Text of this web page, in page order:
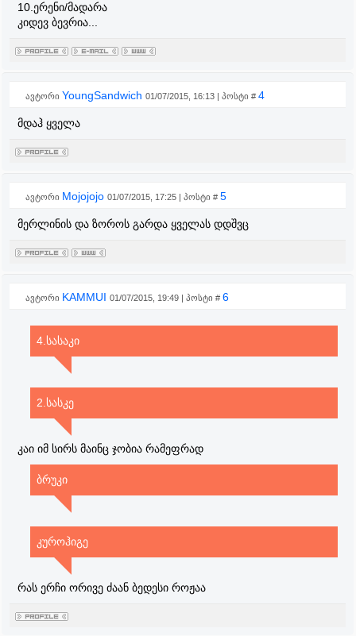
10.ერენი/მადარა
კიდევ ბევრია...
ავტორი YoungSandwich 01/07/2015, 16:13 | პოსტი # 4
მდაჰ ყველა
ავტორი Mojojojo 01/07/2015, 17:25 | პოსტი # 5
მერლინის და ზოროს გარდა ყველას დდშვც
ავტორი KAMMUI 01/07/2015, 19:49 | პოსტი # 6
4.სასაკი
2.სასკე
კაი იმ სირს მაინც ჯობია რამეფრად
ბრუკი
კუროჰიგე
რას ერჩი ორივე ძაან ბედესი როჟაა